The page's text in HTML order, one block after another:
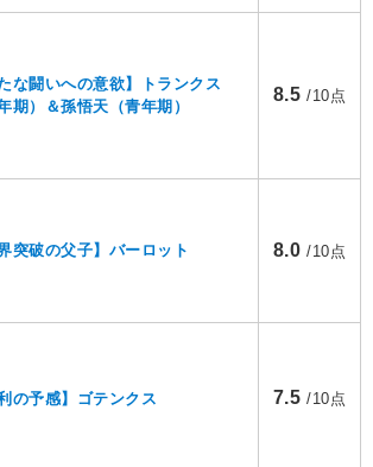
たな闘いへの意欲】トランクス
期）＆孫悟天（青年期）
8.5 /10点
界突破の父子】バーロット 8.0 /10点
利の予感】ゴテンクス 7.5 /10点